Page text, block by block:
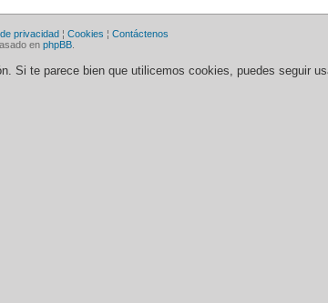
privacidad¦ Cookies ¦ Contáctenos
en phpBB
te parece bien que utilicemos cookies, puedes seguir